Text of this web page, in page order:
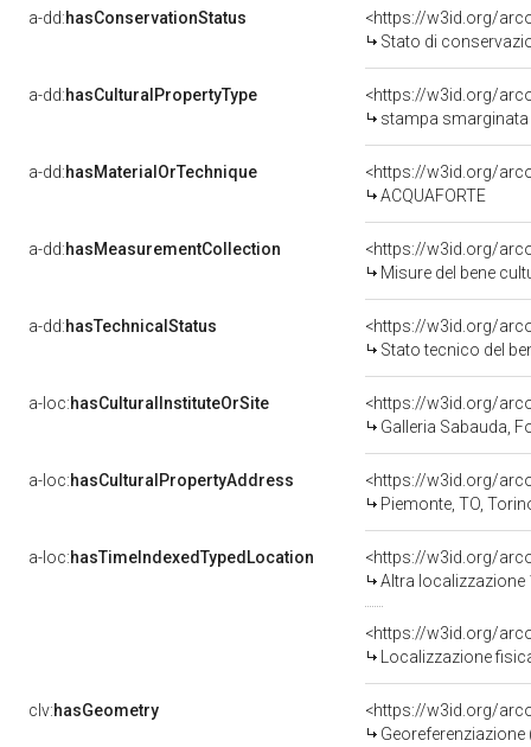
a-dd:hasConservationStatus
<https://w3id.org/
Stato di
a-dd:hasCulturalPropertyType
<https://w3id.org/
stampa
a-dd:hasMaterialOrTechnique
<https://w3id.org/
ACQUAFORTE
a-dd:hasMeasurementCollection
<https://w3id.org/
Misure del bene
a-dd:hasTechnicalStatus
<https://w3id.org/
Stato tecnico del
a-loc:hasCulturalInstituteOrSite
<https://w3id.org/
Galleria Sabauda,
a-loc:hasCulturalPropertyAddress
<https://w3id.org/
Piemonte, TO,
a-loc:hasTimeIndexedTypedLocation
<https://w3id.org/
Altra localizzazione
<https://w3id.org/
Localizzazione
clv:hasGeometry
<https://w3id.org/
Georeferenziazione